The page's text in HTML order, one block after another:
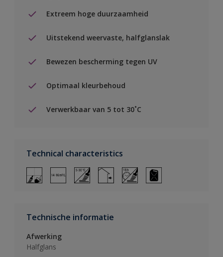
Extreem hoge duurzaamheid
Uitstekend weervaste, halfglanslak
Bewezen bescherming tegen UV
Optimaal kleurbehoud
Verwerkbaar van 5 tot 30˚C
Technical characteristics
Technische informatie
Afwerking
Halfglans